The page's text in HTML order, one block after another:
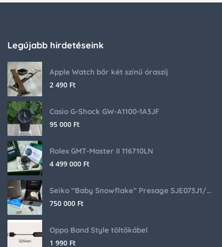
Legújabb hirdetéseink
Apple Watch bőr két színű óraszíj
2 490 Ft
Casio G-Shock GW-A1100-1A3JF
95 000 Ft
Rolex GMT-Master II 116710LN
4 499 000 Ft
Seiko “Baby Snowflake” Presage SJE073J1/SARA015 Limited Edition
750 000 Ft
Oppo Band Style töltőkábel
1 990 Ft